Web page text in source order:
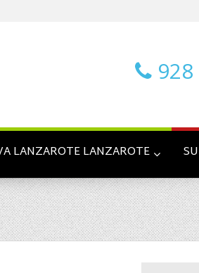
LANZAROTE LANZAROTE